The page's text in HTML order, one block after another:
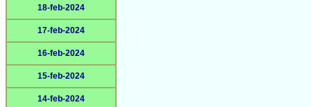
18-feb-2024
17-feb-2024
16-feb-2024
15-feb-2024
14-feb-2024